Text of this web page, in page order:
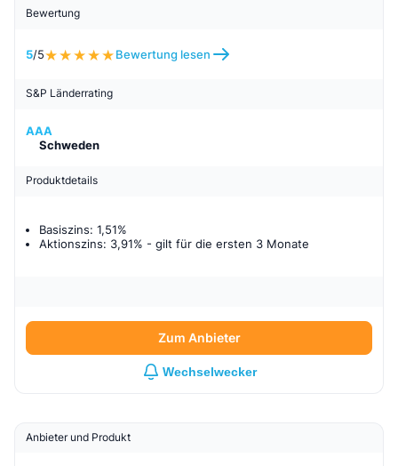
Bewertung
5/5 Bewertung lesen
S&P Länderrating
AAA
Schweden
Produktdetails
Basiszins: 1,51%
Aktionszins: 3,91% - gilt für die ersten 3 Monate
Zum Anbieter
Wechselwecker
Anbieter und Produkt